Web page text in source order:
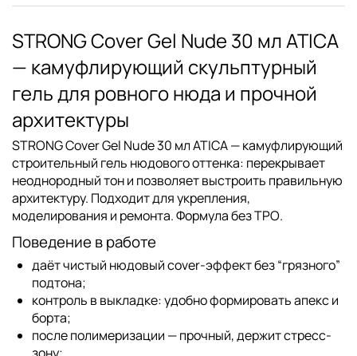
STRONG Cover Gel Nude 30 мл ATICA
— камуфлирующий скульптурный
гель для ровного нюда и прочной
архитектуры
STRONG Cover Gel Nude 30 мл ATICA— камуфлирующий
строительный гель нюдового оттенка: перекрывает
неоднородный тон и позволяет выстроить правильную
архитектуру. Подходит для укрепления,
моделирования и ремонта. Формулабез TPO.
Поведение в работе
даёт чистый нюдовый cover-эффект без “грязного”
подтона;
контроль в выкладке: удобно формировать апекс и
борта;
после полимеризации — прочный, держит стресс-